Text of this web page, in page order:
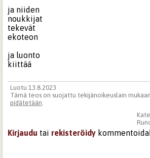
ja niiden
noukkijat
tekevät
ekoteon
ja luonto
kiittää
Luotu 13.8.2023
Tämä teos on suojattu tekijänoikeuslain
pidätetään.
Kirjaudu tai rekisteröidy